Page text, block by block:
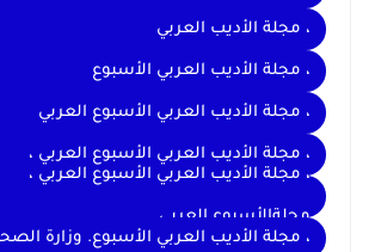
، مجلة الأديب العربي
، مجلة الأديب العربي الأسبوع
، مجلة الأديب العربي الأسبوع العربي
، مجلة الأديب العربي الأسبوع العربي ،
، مجلة الأديب العربي الأسبوع العربي ،
مجلةالأسبوع العربي
، مجلة الأديب العربي الأسبوع. وزارة